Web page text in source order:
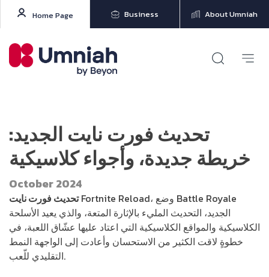
Home Page Business About Umniah
تحديث فورت نايت الجديد:
خريطة جديدة، وأجواء كلاسيكية
October 2024
تحديث فورت نايتFortnite Reload، وضع Battle Royale
الجديد، التحديث المليء بالإثارة المتعة، والذي يعيد الأسلحة
الكلاسيكية والمواقع الكلاسيكية التي اعتاد عليها عشّاق اللعبة، في
خطوةٍ لاقت الكثير من الاستحسان وأعادت إلى الواجهة النمط
التقليدي للّعب.